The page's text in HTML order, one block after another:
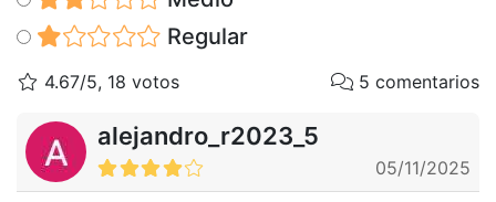
Regular
4.67/5, 18 votos 5 comentarios
alejandro_r2023_5
05/11/2025